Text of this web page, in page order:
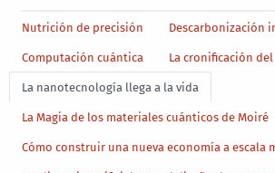
Main menu level 4
Nutrición de precisión Descarbonización
Computación cuántica La cronificación del
La nanotecnología llega a la vida
La Magia de los materiales cuánticos de Moiré
Cómo construir una nueva economía a escala